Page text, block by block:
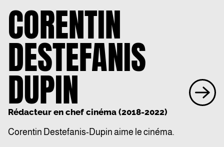
CORENTIN
DESTEFANIS
DUPIN
Rédacteur en chef cinéma (2018-2022)
Corentin Destefanis-Dupin aime le cinéma.